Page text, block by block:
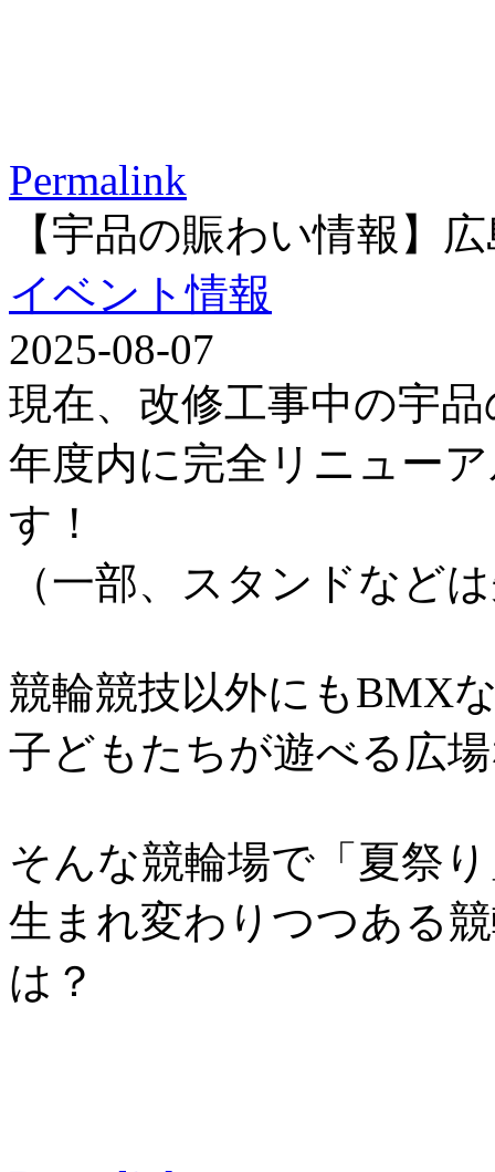
Permalink
【宇品の賑わい情報】
イベント情報
2025-08-07
現在、改修工事中の宇
年度内に完全リニュー
す！
（一部、スタンドなど
競輪競技以外にもBMX
子どもたちが遊べる広
そんな競輪場で「夏祭
生まれ変わりつつある
は？